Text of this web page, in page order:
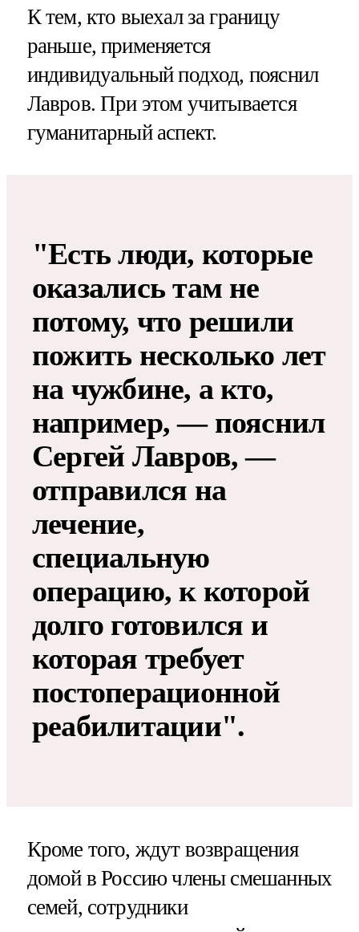
К тем, кто выехал за границу
раньше, применяется
индивидуальный подход, пояснил
Лавров. При этом учитывается
гуманитарный аспект.
"Есть люди, которые
оказались там не
потому, что решили
пожить несколько лет
на чужбине, а кто,
например, — пояснил
Сергей Лавров, —
отправился на
лечение,
специальную
операцию, к которой
долго готовился и
которая требует
постоперационной
реабилитации".
Кроме того, ждут возвращения
домой в Россию члены смешанных
семей, сотрудники